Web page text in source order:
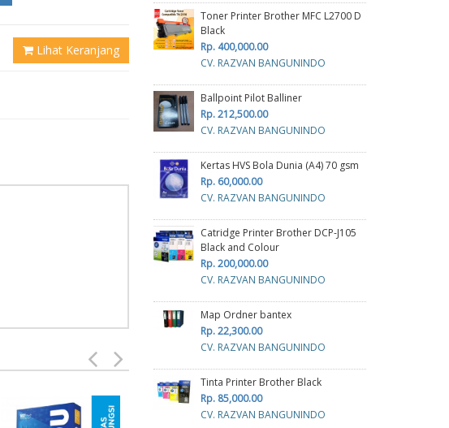
Lihat Keranjang
Toner Printer Brother MFC L2700 D
Black
Rp. 400,000.00
CV. RAZVAN BANGUNINDO
Ballpoint Pilot Balliner
Rp. 212,500.00
CV. RAZVAN BANGUNINDO
Kertas HVS Bola Dunia (A4) 70 gsm
Rp. 60,000.00
CV. RAZVAN BANGUNINDO
Catridge Printer Brother DCP-J105
Black and Colour
Rp. 200,000.00
CV. RAZVAN BANGUNINDO
Map Ordner bantex
Rp. 22,300.00
CV. RAZVAN BANGUNINDO
Tinta Printer Brother Black
Rp. 85,000.00
CV. RAZVAN BANGUNINDO